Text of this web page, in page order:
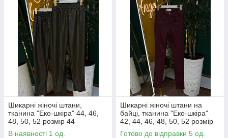
Шикарні жіночі штани,
тканина "Еко-шкіра" 44, 46,
48, 50, 52 розмір 44
В наявності 1 од.
Шикарні жіночі штани на
байці, тканина "Еко-шкіра"
42, 44, 46, 48, 50, 52 розмір
42
Готово до відправки 5 од.